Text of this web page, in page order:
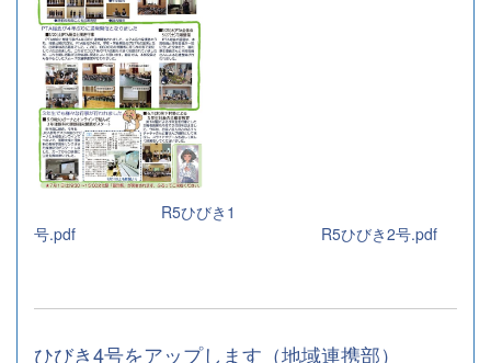
R5ひびき1
号.pdf
R5ひびき2号.pdf
ひびき4号をアップします（地域連携部）